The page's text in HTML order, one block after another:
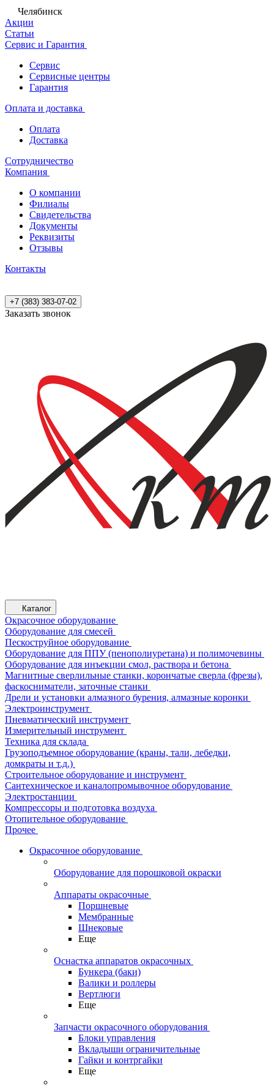
Челябинск
Акции
Статьи
Сервис и Гарантия
Сервис
Сервисные центры
Гарантия
Оплата и доставка
Оплата
Доставка
Сотрудничество
Компания
О компании
Филиалы
Свидетельства
Документы
Реквизиты
Отзывы
Контакты
+7 (383) 383-07-02
Заказать звонок
Каталог
Окрасочное оборудование
Оборудование для смесей
Пескоструйное оборудование
Оборудование для ППУ (пенополиуретана) и полимочевины
Оборудование для инъекции смол, раствора и бетона
Магнитные сверлильные станки, корончатые сверла (фрезы),
фаскосниматели, заточные станки
Дрели и установки алмазного бурения, алмазные коронки
Электроинструмент
Пневматический инструмент
Измерительный инструмент
Техника для склада
Грузоподъемное оборудование (краны, тали, лебедки,
домкраты и т.д.)
Строительное оборудование и инструмент
Сантехническое и каналопромывочное оборудование
Электростанции
Компрессоры и подготовка воздуха
Отопительное оборудование
Прочее
Окрасочное оборудование
Оборудование для порошковой окраски
Аппараты окрасочные
Поршневые
Мембранные
Шнековые
Еще
Оснастка аппаратов окрасочных
Бункера (баки)
Валики и роллеры
Вертлюги
Еще
Запчасти окрасочного оборудования
Блоки управления
Вкладыши ограничительные
Гайки и контргайки
Еще